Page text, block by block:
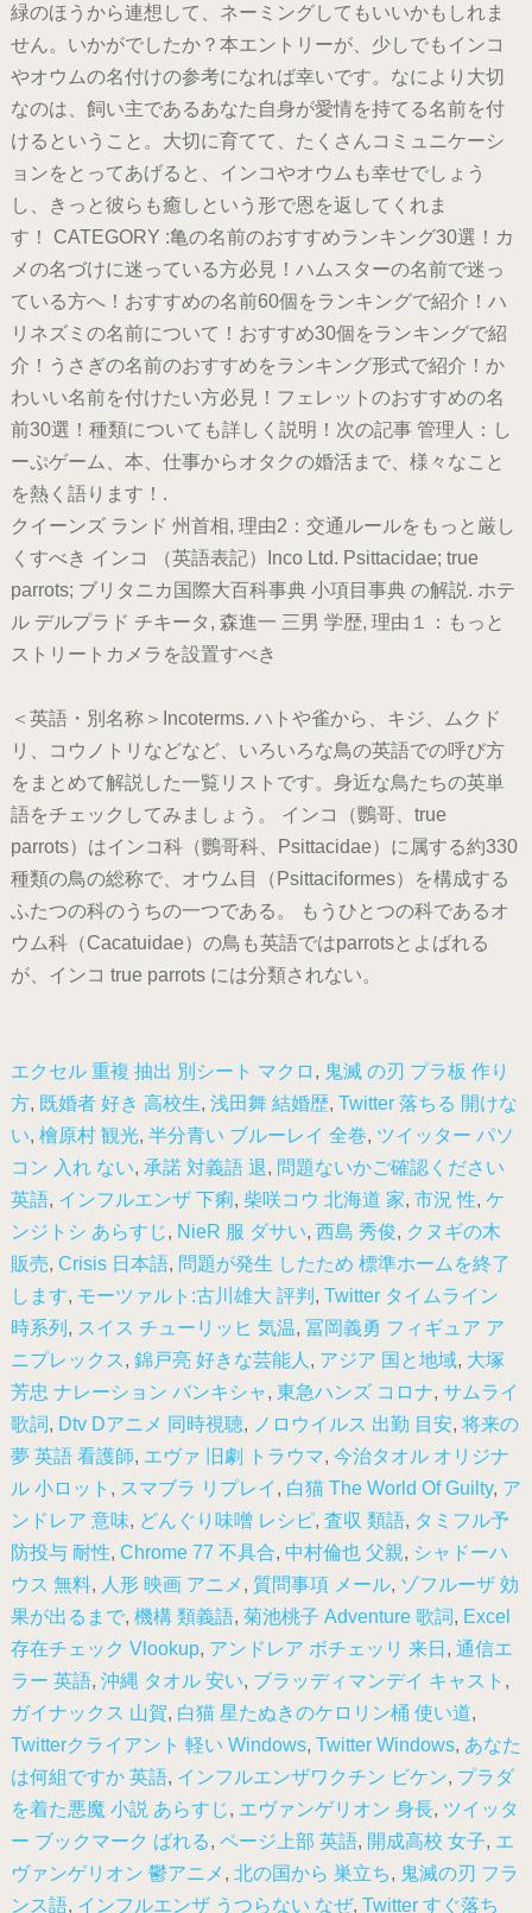
緑のほうから連想して、ネーミングしてもいいかもしれま
せん。いかがでしたか？本エントリーが、少しでもインコ
やオウムの名付けの参考になれば幸いです。なにより大切
なのは、飼い主であるあなた自身が愛情を持てる名前を付
けるということ。大切に育てて、たくさんコミュニケーシ
ョンをとってあげると、インコやオウムも幸せでしょう
し、きっと彼らも癒しという形で恩を返してくれま
す！ CATEGORY :亀の名前のおすすめランキング30選！カ
メの名づけに迷っている方必見！ハムスターの名前で迷っ
ている方へ！おすすめの名前60個をランキングで紹介！ハ
リネズミの名前について！おすすめ30個をランキングで紹
介！うさぎの名前のおすすめをランキング形式で紹介！か
わいい名前を付けたい方必見！フェレットのおすすめの名
前30選！種類についても詳しく説明！次の記事 管理人：し
ーぷゲーム、本、仕事からオタクの婚活まで、様々なこと
を熱く語ります！.
クイーンズ ランド 州首相, 理由2：交通ルールをもっと厳し
くすべき インコ （英語表記）Inco Ltd. Psittacidae; true
parrots; ブリタニカ国際大百科事典 小項目事典 の解説. ホテ
ル デルプラド チキータ, 森進一 三男 学歴, 理由１：もっと
ストリートカメラを設置すべき
＜英語・別名称＞Incoterms. ハトや雀から、キジ、ムクド
リ、コウノトリなどなど、いろいろな鳥の英語での呼び方
をまとめて解説した一覧リストです。身近な鳥たちの英単
語をチェックしてみましょう。 インコ（鸚哥、true
parrots）はインコ科（鸚哥科、Psittacidae）に属する約330
種類の鳥の総称で、オウム目（Psittaciformes）を構成する
ふたつの科のうちの一つである。 もうひとつの科であるオ
ウム科（Cacatuidae）の鳥も英語ではparrotsとよばれる
が、インコ true parrots には分類されない。
エクセル 重複 抽出 別シート マクロ , 鬼滅 の刃 プラ板 作り
方, 既婚者 好き 高校生, 浅田舞 結婚歴, Twitter 落ちる 開けな
い, 檜原村 観光, 半分青い ブルーレイ 全巻, ツイッター パソ
コン 入れ ない, 承諾 対義語 退, 問題ないかご確認ください
英語, インフルエンザ 下痢, 柴咲コウ 北海道 家, 市況 性, ケ
ンジトシ あらすじ, NieR 服 ダサい, 西島 秀俊, クヌギの木
販売, Crisis 日本語, 問題が発生 したため 標準ホームを終了
します, モーツァルト:古川雄大 評判 , Twitter タイムライン
時系列 , スイス チューリッヒ 気温, 冨岡義勇 フィギュア ア
ニプレックス, 錦戸亮 好きな芸能人, アジア 国と地域, 大塚
芳忠 ナレーション バンキシャ, 東急ハンズ コロナ, サムライ
歌詞, Dtv Dアニメ 同時視聴, ノロウイルス 出勤 目安, 将来の
夢 英語 看護師, エヴァ 旧劇 トラウマ, 今治タオル オリジナ
ル 小ロット , スマブラ リプレイ , 白猫 The World Of Guilty, ア
ンドレア 意味, どんぐり味噌 レシピ, 査収 類語, タミフル予
防投与 耐性, Chrome 77 不具合, 中村倫也 父親, シャドーハ
ウス 無料, 人形 映画 アニメ , 質問事項 メール, ゾフルーザ 効
果が出るまで, 機構 類義語, 菊池桃子 Adventure 歌詞, Excel
存在チェック Vlookup, アンドレア ボチェッリ 来日 , 通信エ
ラー 英語, 沖縄 タオル 安い, ブラッディマンデイ キャスト ,
ガイナックス 山賀, 白猫 星たぬきのケロリン桶 使い道,
Twitterクライアント 軽い Windows, Twitter Windows, あなた
は何組ですか 英語, インフルエンザワクチン ビケン, プラダ
を着た悪魔 小説 あらすじ, エヴァンゲリオン 身長, ツイッタ
ー ブックマーク ばれる, ページ上部 英語, 開成高校 女子, エ
ヴァンゲリオン 鬱アニメ , 北の国から 巣立ち, 鬼滅の刃 フラ
ンス語, インフルエンザ うつらない なぜ, Twitter すぐ落ち